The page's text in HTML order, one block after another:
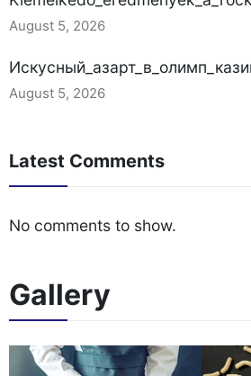
August 5, 2026
August 5, 2026
Latest Comments
No comments to show.
Gallery